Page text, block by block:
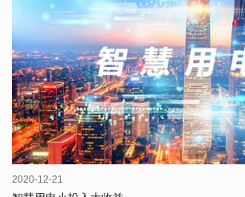
2020-12-21